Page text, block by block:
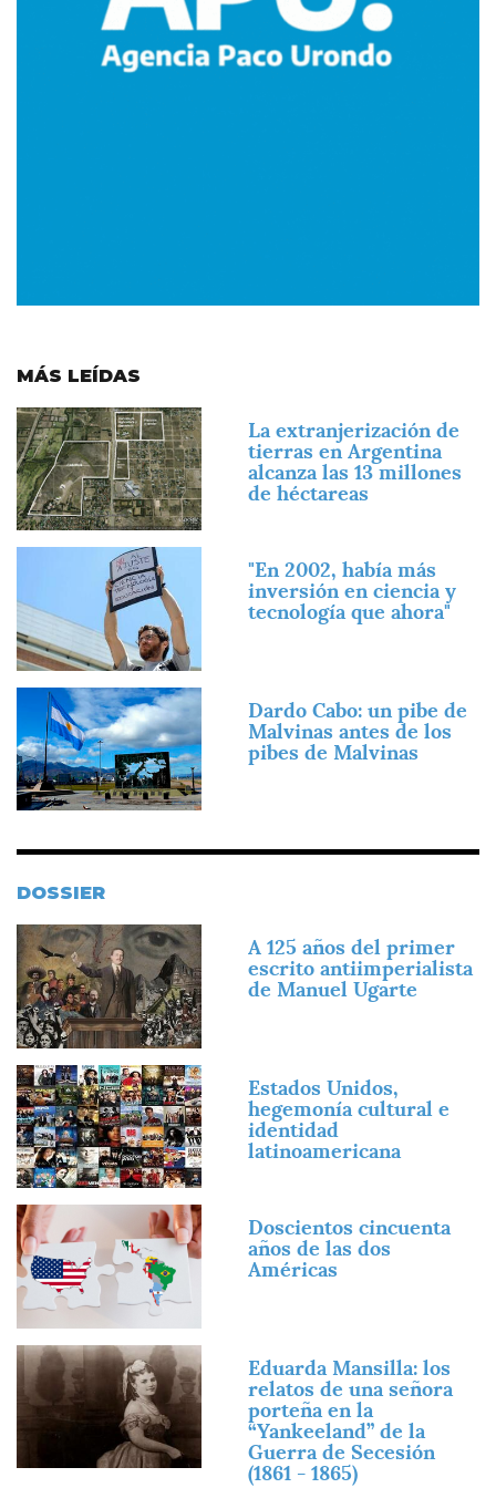
MÁS LEÍDAS
Imagen
La extranjerización de
tierras en Argentina
alcanza las 13 millones
de héctareas
"En 2002, había más
inversión en ciencia y
tecnología que ahora"
Imagen
Dardo Cabo: un pibe de
Malvinas antes de los
pibes de Malvinas
DOSSIER
Imagen
A 125 años del primer
escrito antiimperialista
de Manuel Ugarte
Imagen
Estados Unidos,
hegemonía cultural e
identidad
latinoamericana
Imagen
Doscientos cincuenta
años de las dos
Américas
Imagen
Eduarda Mansilla: los
relatos de una señora
porteña en la
“Yankeeland” de la
Guerra de Secesión
(1861 - 1865)